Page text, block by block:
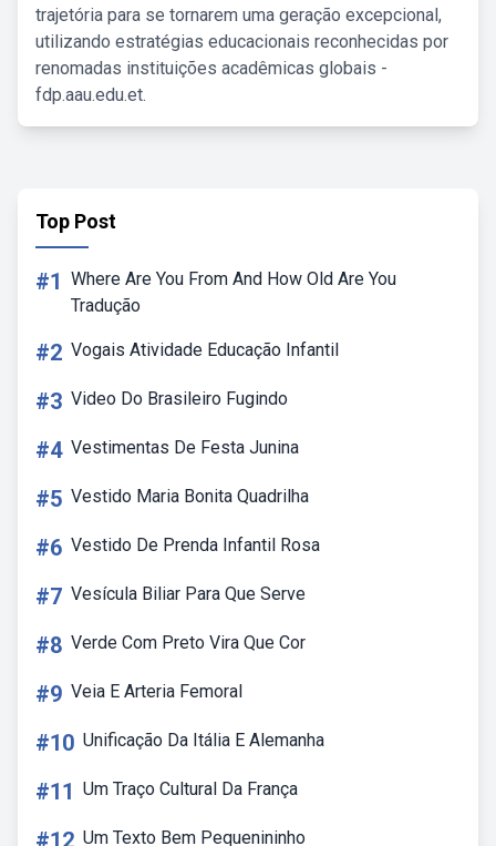
trajetória para se tornarem uma geração excepcional,
utilizando estratégias educacionais reconhecidas por
renomadas instituições acadêmicas globais -
fdp.aau.edu.et.
Top Post
#1 Where Are You From And How Old Are You
Tradução
#2 Vogais Atividade Educação Infantil
#3 Video Do Brasileiro Fugindo
#4 Vestimentas De Festa Junina
#5 Vestido Maria Bonita Quadrilha
#6 Vestido De Prenda Infantil Rosa
#7 Vesícula Biliar Para Que Serve
#8 Verde Com Preto Vira Que Cor
#9 Veia E Arteria Femoral
#10 Unificação Da Itália E Alemanha
#11 Um Traço Cultural Da França
#12 Um Texto Bem Pequenininho